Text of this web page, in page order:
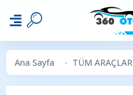
Ana Sayfa TÜM ARAÇLAR